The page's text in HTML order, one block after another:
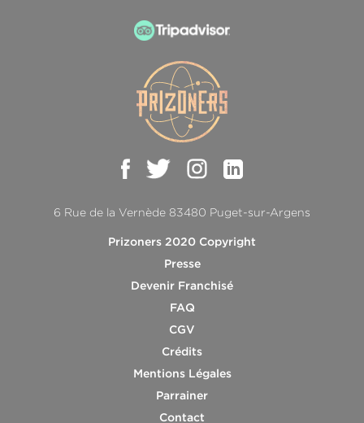
6 Rue de la Vernède 83480 Puget-sur-Argens
Prizoners 2020 Copyright
Presse
Devenir Franchisé
FAQ
CGV
Crédits
Mentions Légales
Parrainer
Contact